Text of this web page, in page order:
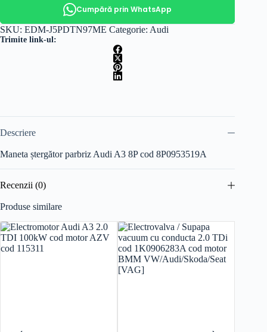
Cumpără prin WhatsApp
SKU: EDM-J5PDTN97ME Categorie: Audi
Trimite link-ul:
Descriere
Maneta ștergător parbriz Audi A3 8P cod 8P0953519A
Recenzii (0)
Produse similare